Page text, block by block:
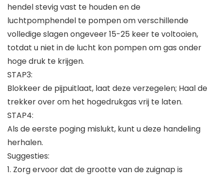
hendel stevig vast te houden en de
luchtpomphendel te pompen om verschillende
volledige slagen ongeveer 15-25 keer te voltooien,
totdat u niet in de lucht kon pompen om gas onder
hoge druk te krijgen.
STAP3:
Blokkeer de pijpuitlaat, laat deze verzegelen; Haal de
trekker over om het hogedrukgas vrij te laten.
STAP4:
Als de eerste poging mislukt, kunt u deze handeling
herhalen.
Suggesties:
1. Zorg ervoor dat de grootte van de zuignap is